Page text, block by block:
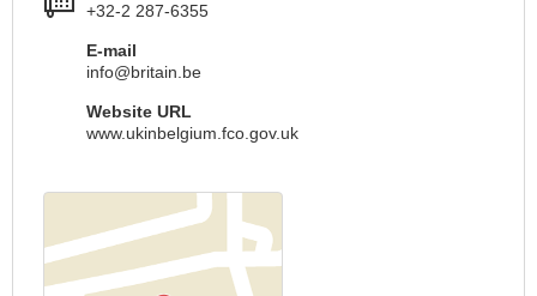
+32-2 287-6355
E-mail
info@britain.be
Website URL
www.ukinbelgium.fco.gov.uk